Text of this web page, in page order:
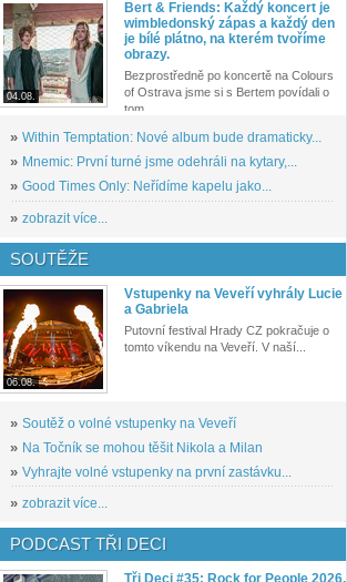
04.08.
Bert & Friends: Každý koncert je
wimbledonský zápas a každý den
je bílé plátno, na kterém tvoříme
obrazy.
Bezprostředně po koncertě na Colours
of Ostrava jsme si s Bertem povídali o
tom,...
» Within Temptation: Nové album bude dramaticky...
» Mnemic: První turné jsme odehráli na kytary,...
» Good Times Only: Neřídíme kapelu jako...
» zobrazit více...
SOUTĚŽE
06.08.
Vstupenky na Veveří vyhrály Lucie
a Gabriela
Putovní festival Hrady CZ pokračuje o
tomto víkendu na Veveří. V naší...
» Soutěž o volné vstupenky na Veveří
» Na Točník se mohou těšit Nikola a Milan
» Vyhrajte volné vstupenky na první zastávku...
» zobrazit více...
PODCAST TŘI DECI
Tři Deci #35: Rock for People 2026,